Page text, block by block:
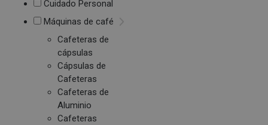
Cuidado Personal
Máquinas de café
Cafeteras de
cápsulas
Cápsulas de
Cafeteras
Cafeteras de
Aluminio
Cafeteras